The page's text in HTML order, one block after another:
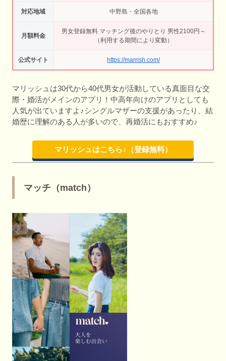
対応地域 中野島・全国各地
月額料金
男女登録無料 マッチング後のやりとり 男性2100円～
（利用する期間により変動）
公式サイト https://marrish.com/
マリッシュは30代から40代男女が活動している真面目な交
際・婚活がメインのアプリ！中高年向けのアプリとしても
人気が出ていますよ♪シングルマザーの支援があったり、結
婚歴に理解のある人が多いので、再婚活にもおすすめ♪
マリッシュはこちら♪（登録無料）
マッチ（match）